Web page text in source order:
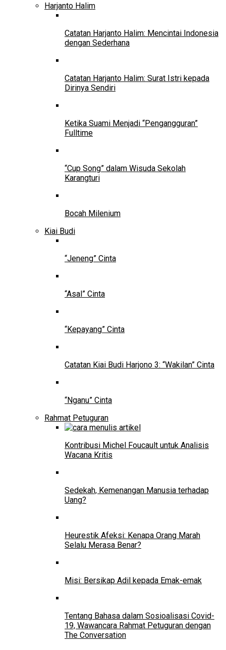
Harjanto Halim
Catatan Harjanto Halim: Mencintai Indonesia
dengan Sederhana
Catatan Harjanto Halim: Surat Istri kepada
Dirinya Sendiri
Ketika Suami Menjadi “Pengangguran”
Fulltime
“Cup Song” dalam Wisuda Sekolah
Karangturi
Bocah Milenium
Kiai Budi
“Jeneng” Cinta
“Asal” Cinta
“Kepayang” Cinta
Catatan Kiai Budi Harjono 3: “Wakilan” Cinta
“Nganu” Cinta
Rahmat Petuguran
Kontribusi Michel Foucault untuk Analisis
Wacana Kritis
Sedekah, Kemenangan Manusia terhadap
Uang?
Heurestik Afeksi: Kenapa Orang Marah
Selalu Merasa Benar?
Misi: Bersikap Adil kepada Emak-emak
Tentang Bahasa dalam Sosioalisasi Covid-
19, Wawancara Rahmat Petuguran dengan
The Conversation